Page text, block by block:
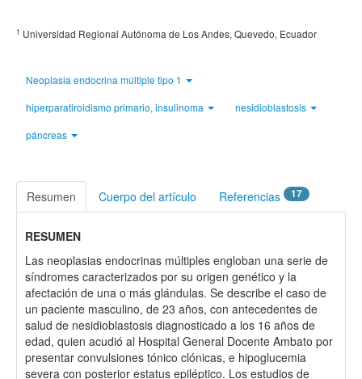
1 Universidad Regional Autónoma de Los Andes, Quevedo, Ecuador
Neoplasia endocrina múltiple tipo 1
hiperparatiroidismo primario, insulinoma
nesidioblastosis
páncreas
Resumen Cuerpo del artículo Referencias 17
RESUMEN
Las neoplasias endocrinas múltiples engloban una serie de
síndromes caracterizados por su origen genético y la
afectación de una o más glándulas. Se describe el caso de
un paciente masculino, de 23 años, con antecedentes de
salud de nesidioblastosis diagnosticado a los 16 años de
edad, quien acudió al Hospital General Docente Ambato por
presentar convulsiones tónico clónicas, e hipoglucemia
severa con posterior estatus epiléptico. Los estudios de